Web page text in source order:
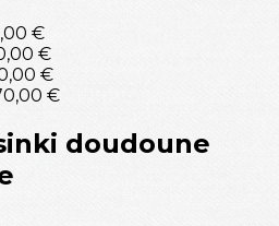
€
€
€
€
doudoune